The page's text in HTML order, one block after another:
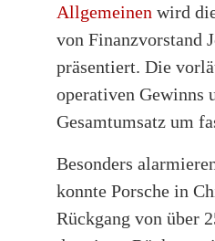
Allgemeinen wird
von Finanzvorstand
präsentiert. Die
operativen Gewinns
Gesamtumsatz um
Besonders
konnte Porsche in
Rückgang von über